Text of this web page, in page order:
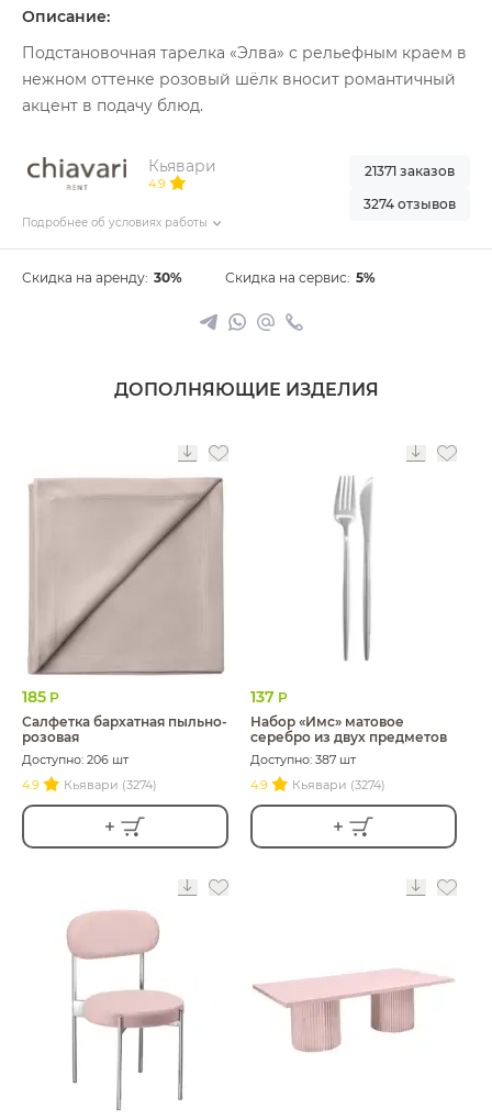
Описание:
Подстановочная тарелка «Элва» с рельефным краем в
нежном оттенке розовый шёлк вносит романтичный
акцент в подачу блюд.
Кьявари
4.9
Подробнее об условиях работы
21371 заказов
3274 отзывов
Скидка на аренду: 30% Скидка на сервис: 5%
ДОПОЛНЯЮЩИЕ ИЗДЕЛИЯ
185 Р
Салфетка бархатная пыльно-
розовая
Доступно: 206 шт
4.9
Кьявари (3274)
137 Р
Набор «Имс» матовое
серебро из двух предметов
Доступно: 387 шт
4.9
Кьявари (3274)